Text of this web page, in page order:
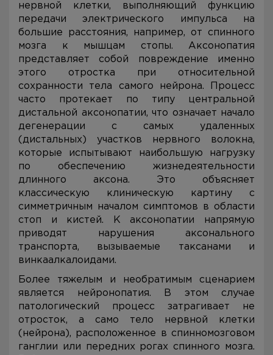
нервной клетки, выполняющий функцию
передачи электрического импульса на
большие расстояния, например, от спинного
мозга к мышцам стопы. Аксонопатия
представляет собой повреждение именно
этого отростка при относительной
сохранности тела самого нейрона. Процесс
часто протекает по типу центральной
дистальной аксонопатии, что означает начало
дегенерации с самых удаленных
(дистальных) участков нервного волокна,
которые испытывают наибольшую нагрузку
по обеспечению жизнедеятельности
длинного аксона. Это объясняет
классическую клиническую картину с
симметричным началом симптомов в области
стоп и кистей. К аксонопатии напрямую
приводят нарушения аксонального
транспорта, вызываемые таксанами и
винкаалкалоидами.
Более тяжелым и необратимым сценарием
является нейронопатия. В этом случае
патологический процесс затрагивает не
отросток, а само тело нервной клетки
(нейрона), расположенное в спинномозговом
ганглии или передних рогах спинного мозга.